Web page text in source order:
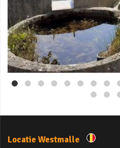
Mei
Locatie Westmalle